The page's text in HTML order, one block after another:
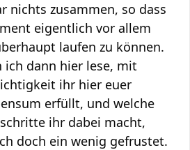
nichts zusammen, so dass
eigentlich vor allem
laufen zu können.
ich dann hier lese, mit
ihr hier euer
erfüllt, und welche
ihr dabei macht,
doch ein wenig gefrustet.